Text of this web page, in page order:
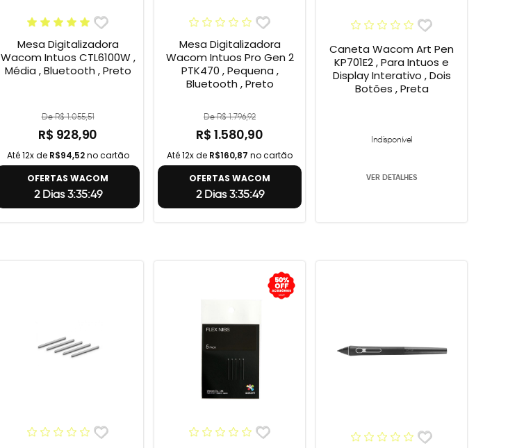
Mesa Digitalizadora
Wacom Intuos CTL6100W ,
Média , Bluetooth , Preto
De R$ 1.055,51
R$ 928,90
Até 12x de R$94,52no cartão
OFERTAS WACOM
2 Dias 3:35:48
Mesa Digitalizadora
Wacom Intuos Pro Gen 2
PTK470 , Pequena ,
Bluetooth , Preto
De R$ 1.796,92
R$ 1.580,90
Até 12x de R$160,87 no cartão
OFERTAS WACOM
2 Dias 3:35:48
Caneta Wacom Art Pen
KP701E2 , Para Intuos e
Display Interativo , Dois
Botões , Preta
Indisponível
VER DETALHES